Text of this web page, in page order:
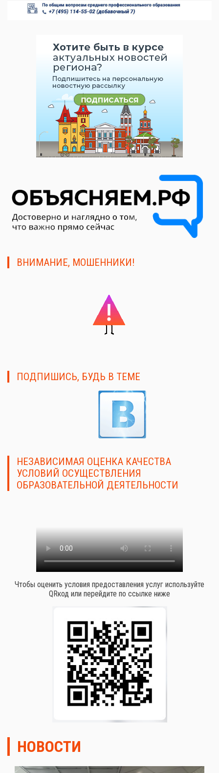
ВНИМАНИЕ, МОШЕННИКИ!
ПОДПИШИСЬ, БУДЬ В ТЕМЕ
НЕЗАВИСИМАЯ ОЦЕНКА КАЧЕСТВА
УСЛОВИЙ ОСУЩЕСТВЛЕНИЯ
ОБРАЗОВАТЕЛЬНОЙ ДЕЯТЕЛЬНОСТИ
Чтобы оценить условия предоставления услуг используйте
QRкод или перейдите по ссылке ниже
НОВОСТИ